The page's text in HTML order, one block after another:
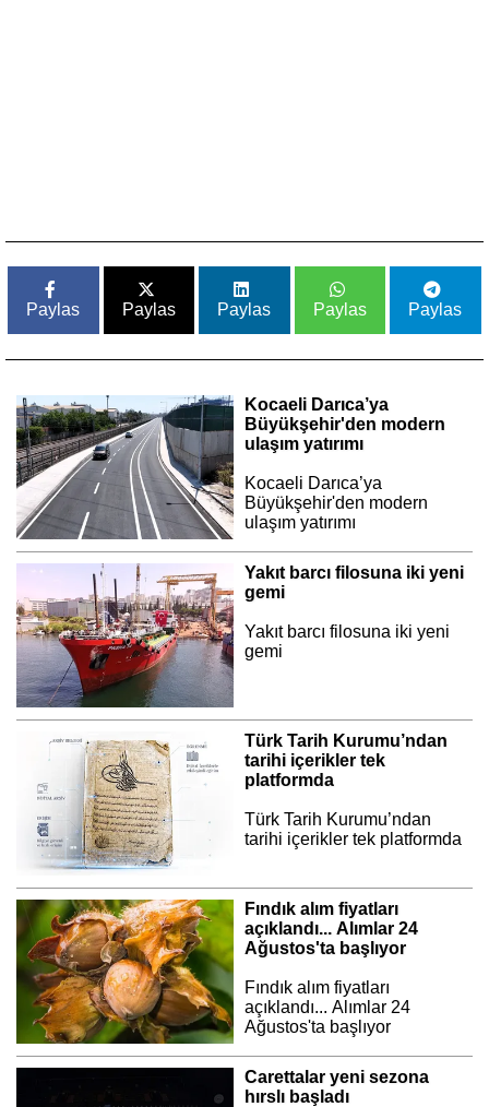
Paylas Paylas Paylas Paylas Paylas
Kocaeli Darıca’ya
Büyükşehir'den modern
ulaşım yatırımı
Kocaeli Darıca’ya
Büyükşehir'den modern
ulaşım yatırımı
Yakıt barcı filosuna iki yeni
gemi
Yakıt barcı filosuna iki yeni
gemi
Türk Tarih Kurumu’ndan
tarihi içerikler tek
platformda
Türk Tarih Kurumu’ndan
tarihi içerikler tek platformda
Fındık alım fiyatları
açıklandı... Alımlar 24
Ağustos'ta başlıyor
Fındık alım fiyatları
açıklandı... Alımlar 24
Ağustos'ta başlıyor
Carettalar yeni sezona
hırslı başladı